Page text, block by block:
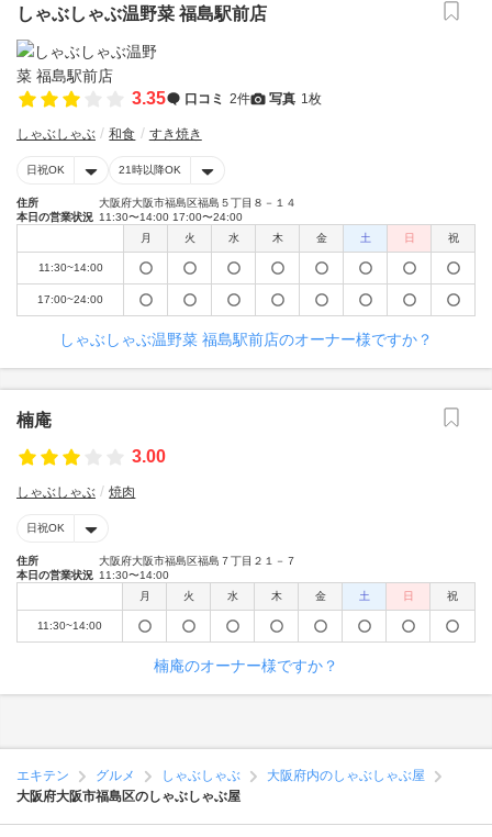
しゃぶしゃぶ温野菜 福島駅前店
3.35 口コミ 2件 写真 1枚
しゃぶしゃぶ 和食 すき焼き
日祝OK 21時以降OK
住所
大阪府大阪市福島区福島５丁目８－１４
本日の営業状況 11:30〜14:00 17:00〜24:00
月
火 水 木 金 土 日 祝
11:30~14:00
17:00~24:00
しゃぶしゃぶ温野菜 福島駅前店のオーナー様ですか？
楠庵
3.00
しゃぶしゃぶ 焼肉
日祝OK
住所
大阪府大阪市福島区福島７丁目２１－７
本日の営業状況 11:30〜14:00
月
火 水 木 金 土 日 祝
11:30~14:00
楠庵のオーナー様ですか？
エキテン グルメ しゃぶしゃぶ
大阪府内のしゃぶしゃぶ屋
大阪府大阪市福島区のしゃぶしゃぶ屋